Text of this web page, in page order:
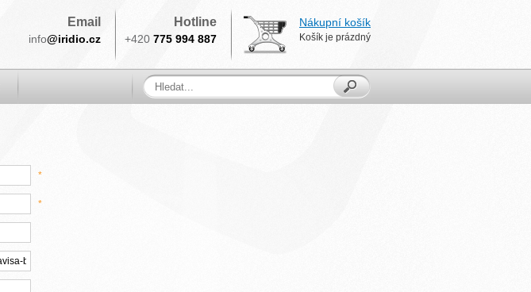
Email
info@iridio.cz
Hotline
+420 775 994 887
Nákupní košík
Košík je prázdný
*
*